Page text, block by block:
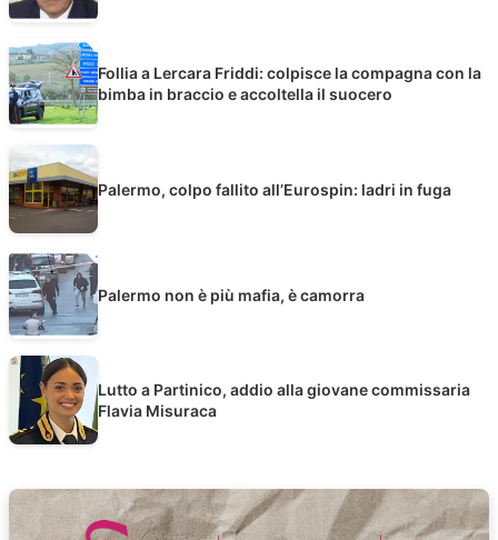
Follia a Lercara Friddi: colpisce la compagna con la
bimba in braccio e accoltella il suocero
Palermo, colpo fallito all’Eurospin: ladri in fuga
Palermo non è più mafia, è camorra
Lutto a Partinico, addio alla giovane commissaria
Flavia Misuraca